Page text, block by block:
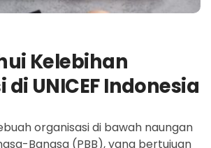
Kelebihan
di UNICEF Indonesia
organisasi di bawah naungan
Bangsa (PBB), yang bertujuan